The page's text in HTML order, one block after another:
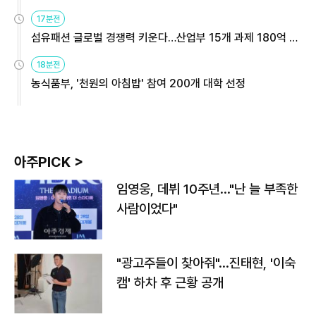
용해야
17분전
섬유패션 글로벌 경쟁력 키운다…산업부 15개 과제 180억 지
원
18분전
농식품부, '천원의 아침밥' 참여 200개 대학 선정
아주PICK >
임영웅, 데뷔 10주년…"난 늘 부족한
사람이었다"
"광고주들이 찾아줘"…진태현, '이숙
캠' 하차 후 근황 공개